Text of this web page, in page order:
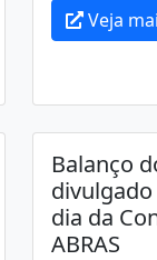
Veja
Balanço
dia da
ABRAS